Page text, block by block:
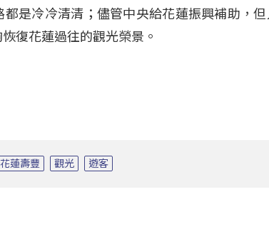
是冷冷清清；儘管中央給花蓮振興補助，
復花蓮過往的觀光榮景。
花蓮壽豐 觀光 遊客